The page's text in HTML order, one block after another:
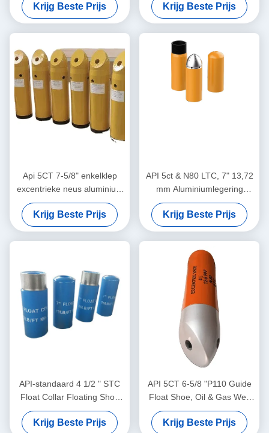
Alloy Float Shoe voor de
olie- en gasindustrie
Krijg Beste Prijs
Gebruikt voor landdiepe olie-
en gasputcementering
Krijg Beste Prijs
Api 5CT 7-5/8" enkelklep
excentrieke neus aluminium
float schoen met J55 BTC
Krijg Beste Prijs
API 5ct & N80 LTC, 7" 13,72
mm Aluminiumlegering
Dubbele Kleppen Float Shoe
& Collar voor Olie-Gasveld
Krijg Beste Prijs
API-standaard 4 1/2 " STC
Float Collar Floating Shoe
Cementing Tools Niet-
roterende enkelvoudige /
Krijg Beste Prijs
API 5CT 6-5/8 "P110 Guide
Float Shoe, Oil & Gas Well
Float Shoe, Steun stabiele
behuizing cementing
Krijg Beste Prijs